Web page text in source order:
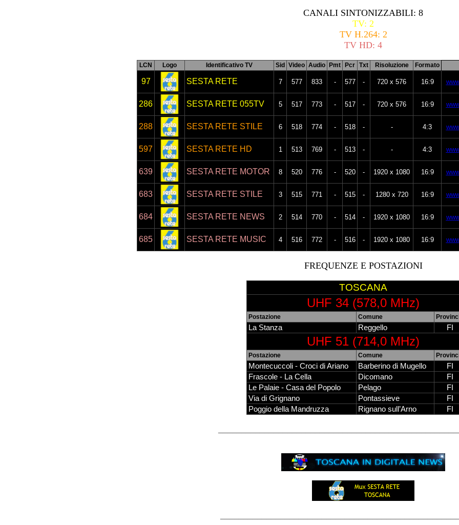
CANALI SINTONIZZABILI: 8
TV: 2
TV H.264: 2
TV HD: 4
LCN Logo Identificativo TV Sid Video Audio Pmt Pcr Txt Risoluzione Formato
97 SESTA RETE 7 577 833 - 577 - 720 x 576 16:9
286 SESTA RETE 055TV 5 517 773 - 517 - 720 x 576 16:9
288 SESTA RETE STILE 6 518 774 - 518 - - 4:3
597 SESTA RETE HD 1 513 769 - 513 - - 4:3
639 SESTA RETE MOTOR 8 520 776 - 520 - 1920 x 1080 16:9
683 SESTA RETE STILE 3 515 771 - 515 - 1280 x 720 16:9
684 SESTA RETE NEWS 2 514 770 - 514 - 1920 x 1080 16:9
685 SESTA RETE MUSIC 4 516 772 - 516 - 1920 x 1080 16:9
FREQUENZE E POSTAZIONI
TOSCANA
UHF 34 (578,0 MHz)
Postazione Comune
La Stanza Reggello FI
UHF 51 (714,0 MHz)
Postazione Comune
Montecuccoli - Croci di Ariano Barberino di Mugello
FI
Frascole - La Cella
Dicomano
FI
Le Palaie - Casa del Popolo
Pelago
FI
Via di Grignano
Pontassieve
FI
Poggio della Mandruzza
Rignano sull’Arno FI